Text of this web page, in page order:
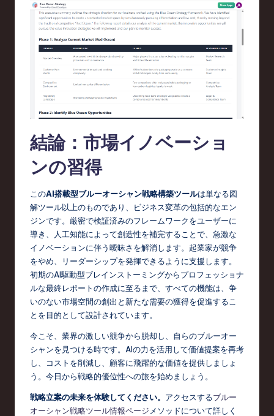
結論：市場イノベーショ
ンの習得
このAI搭載型ブルーオーシャン戦略構築ツールは単なる図
解ツール以上のものであり、ビジネス変革の包括的なエン
ジンです。厳密で検証済みのフレームワークをユーザーに
導き、人工知能によって創造性を補完することで、急激な
イノベーションに伴う曖昧さを解消します。起業家が競争
をやめ、リーダーシップを発揮できるように支援します。
初期のAI駆動型ブレインストーミングからプロフェッショナ
ルな最終レポートの作成に至るまで、すべての機能は、争
いのない市場空間の創出と新たな需要の獲得を促進するこ
とを目的として設計されています。
今こそ、業界の激しい競争から脱却し、自らのブルーオー
シャンを見つける時です。AIの力を活用して価値提案を再考
し、コストを削減し、顧客に飛躍的な価値を提供しましょ
う。今日から戦略的優位性への旅を始めましょう。
戦略立案の未来を体験してください。 アクセスするブルー
オーシャン戦略ツール情報ページメソッドについて詳しく